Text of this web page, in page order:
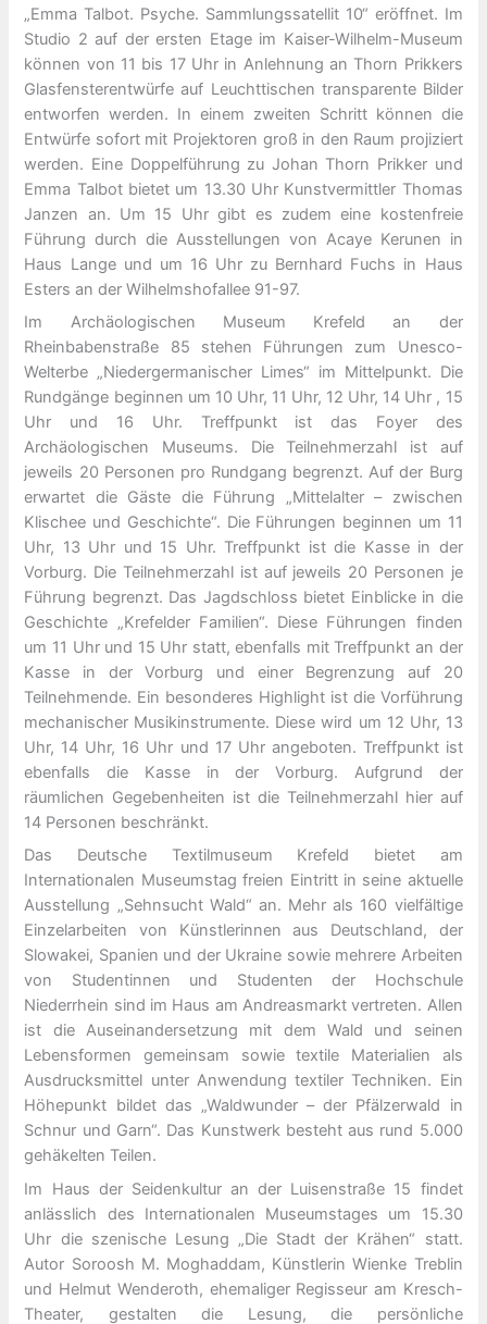
„Emma Talbot. Psyche. Sammlungssatellit 10“ eröffnet. Im
Studio 2 auf der ersten Etage im Kaiser-Wilhelm-Museum
können von 11 bis 17 Uhr in Anlehnung an Thorn Prikkers
Glasfensterentwürfe auf Leuchttischen transparente Bilder
entworfen werden. In einem zweiten Schritt können die
Entwürfe sofort mit Projektoren groß in den Raum projiziert
werden. Eine Doppelführung zu Johan Thorn Prikker und
Emma Talbot bietet um 13.30 Uhr Kunstvermittler Thomas
Janzen an. Um 15 Uhr gibt es zudem eine kostenfreie
Führung durch die Ausstellungen von Acaye Kerunen in
Haus Lange und um 16 Uhr zu Bernhard Fuchs in Haus
Esters an der Wilhelmshofallee 91-97.
Im Archäologischen Museum Krefeld an der
Rheinbabenstraße 85 stehen Führungen zum Unesco-
Welterbe „Niedergermanischer Limes“ im Mittelpunkt. Die
Rundgänge beginnen um 10 Uhr, 11 Uhr, 12 Uhr, 14 Uhr , 15
Uhr und 16 Uhr. Treffpunkt ist das Foyer des
Archäologischen Museums. Die Teilnehmerzahl ist auf
jeweils 20 Personen pro Rundgang begrenzt. Auf der Burg
erwartet die Gäste die Führung „Mittelalter – zwischen
Klischee und Geschichte“. Die Führungen beginnen um 11
Uhr, 13 Uhr und 15 Uhr. Treffpunkt ist die Kasse in der
Vorburg. Die Teilnehmerzahl ist auf jeweils 20 Personen je
Führung begrenzt. Das Jagdschloss bietet Einblicke in die
Geschichte „Krefelder Familien“. Diese Führungen finden
um 11 Uhr und 15 Uhr statt, ebenfalls mit Treffpunkt an der
Kasse in der Vorburg und einer Begrenzung auf 20
Teilnehmende. Ein besonderes Highlight ist die Vorführung
mechanischer Musikinstrumente. Diese wird um 12 Uhr, 13
Uhr, 14 Uhr, 16 Uhr und 17 Uhr angeboten. Treffpunkt ist
ebenfalls die Kasse in der Vorburg. Aufgrund der
räumlichen Gegebenheiten ist die Teilnehmerzahl hier auf
14 Personen beschränkt.
Das Deutsche Textilmuseum Krefeld bietet am
Internationalen Museumstag freien Eintritt in seine aktuelle
Ausstellung „Sehnsucht Wald“ an. Mehr als 160 vielfältige
Einzelarbeiten von Künstlerinnen aus Deutschland, der
Slowakei, Spanien und der Ukraine sowie mehrere Arbeiten
von Studentinnen und Studenten der Hochschule
Niederrhein sind im Haus am Andreasmarkt vertreten. Allen
ist die Auseinandersetzung mit dem Wald und seinen
Lebensformen gemeinsam sowie textile Materialien als
Ausdrucksmittel unter Anwendung textiler Techniken. Ein
Höhepunkt bildet das „Waldwunder – der Pfälzerwald in
Schnur und Garn“. Das Kunstwerk besteht aus rund 5.000
gehäkelten Teilen.
Im Haus der Seidenkultur an der Luisenstraße 15 findet
anlässlich des Internationalen Museumstages um 15.30
Uhr die szenische Lesung „Die Stadt der Krähen“ statt.
Autor Soroosh M. Moghaddam, Künstlerin Wienke Treblin
und Helmut Wenderoth, ehemaliger Regisseur am Kresch-
Theater, gestalten die Lesung, die persönliche